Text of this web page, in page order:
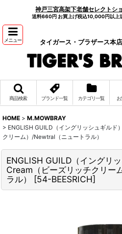
神戸三宮高架下老舗セレクトシ
送料660円 お買上げ税込10,000円以上
メニュー タイガース・ブラザース本
商品検索 ブランド一覧 カテゴリ一覧
HOME > M.MOWBRAY
> ENGLISH GUILD（イングリッシュギルド
クリーム）/Newtral（ニュートラル）
ENGLISH GUILD（イングリ
Cream（ビーズリッチクリー
ラル）
[54-BEESRICH]